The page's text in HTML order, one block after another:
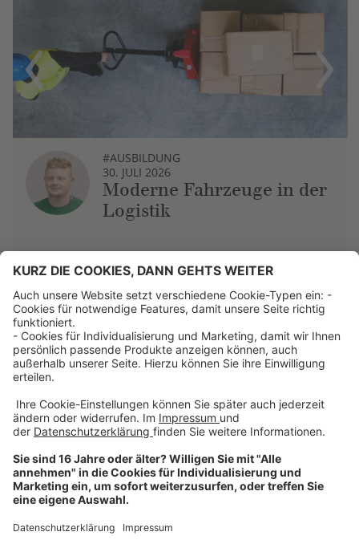
Previous
#AUSBILDUNG
30. JULI 2026
Moderne Fahrzeuge in der
Logistik
Next
Über uns
Dehner Unternehmen
Jobs bei Dehner